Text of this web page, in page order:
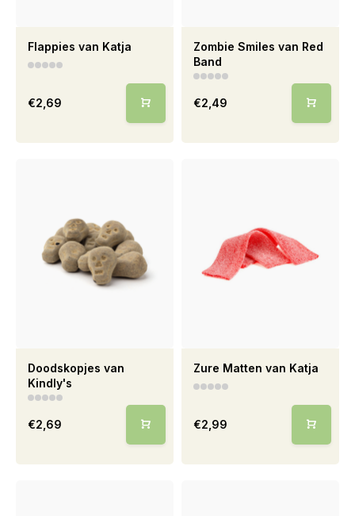
Flappies van Katja
€2,69
Zombie Smiles van Red
Band
€2,49
Doodskopjes van
Kindly's
€2,69
Zure Matten van Katja
€2,99